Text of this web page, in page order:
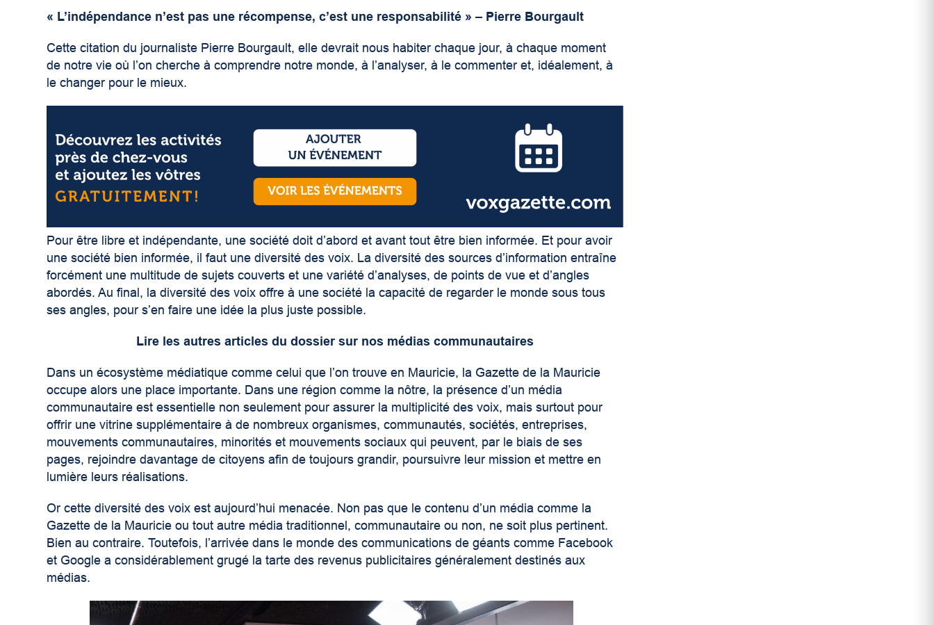
« L’indépendance n’est pas une récompense, c’est une responsabilité » – Pierre Bourgault
Cette citation du journaliste Pierre Bourgault, elle devrait nous habiter chaque jour, à chaque moment
de notre vie où l’on cherche à comprendre notre monde, à l’analyser, à le commenter et, idéalement, à
le changer pour le mieux.
Pour être libre et indépendante, une société doit d’abord et avant tout être bien informée. Et pour avoir
une société bien informée, il faut une diversité des voix. La diversité des sources d’information entraîne
forcément une multitude de sujets couverts et une variété d’analyses, de points de vue et d’angles
abordés. Au final, la diversité des voix offre à une société la capacité de regarder le monde sous tous
ses angles, pour s’en faire une idée la plus juste possible.
Lire les autres articles du dossier sur nos médias communautaires
Dans un écosystème médiatique comme celui que l’on trouve en Mauricie, la Gazette de la Mauricie
occupe alors une place importante. Dans une région comme la nôtre, la présence d’un média
communautaire est essentielle non seulement pour assurer la multiplicité des voix, mais surtout pour
offrir une vitrine supplémentaire à de nombreux organismes, communautés, sociétés, entreprises,
mouvements communautaires, minorités et mouvements sociaux qui peuvent, par le biais de ses
pages, rejoindre davantage de citoyens afin de toujours grandir, poursuivre leur mission et mettre en
lumière leurs réalisations.
Or cette diversité des voix est aujourd’hui menacée. Non pas que le contenu d’un média comme la
Gazette de la Mauricie ou tout autre média traditionnel, communautaire ou non, ne soit plus pertinent.
Bien au contraire. Toutefois, l’arrivée dans le monde des communications de géants comme Facebook
et Google a considérablement grugé la tarte des revenus publicitaires généralement destinés aux
médias.